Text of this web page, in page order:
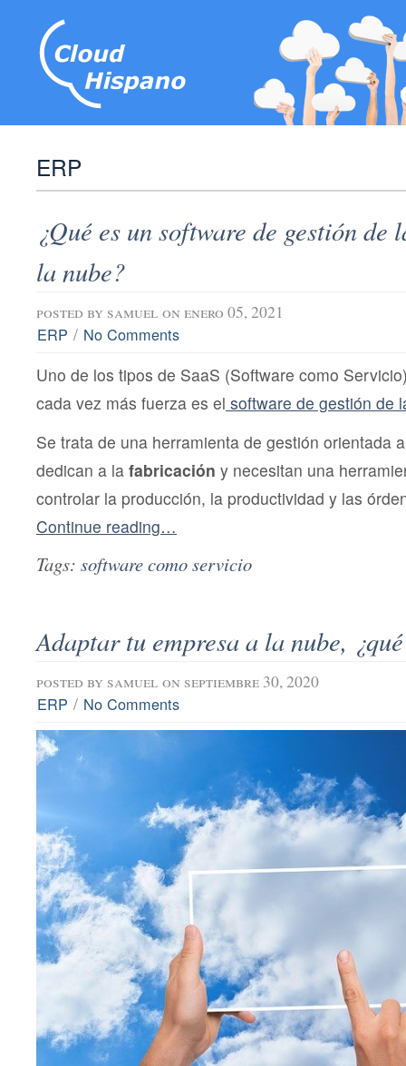
ERP
¿Qué es un software de gestión de
la nube?
posted by samuel on enero 05, 2021
ERP / No Comments
Uno de los tipos de SaaS (Software como
cada vez más fuerza es el software de gestión de
Se trata de una herramienta de gestión orientada
dedican a la fabricación y necesitan una
controlar la producción, la productividad y las
Continue reading…
Tags: software como servicio
Adaptar tu empresa a la nube,
posted by samuel on septiembre 30, 2020
ERP / No Comments